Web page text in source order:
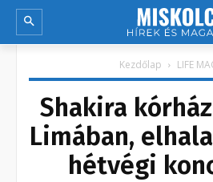
Kezdőlap LIFE
Shakira
Limában,
hétvégi